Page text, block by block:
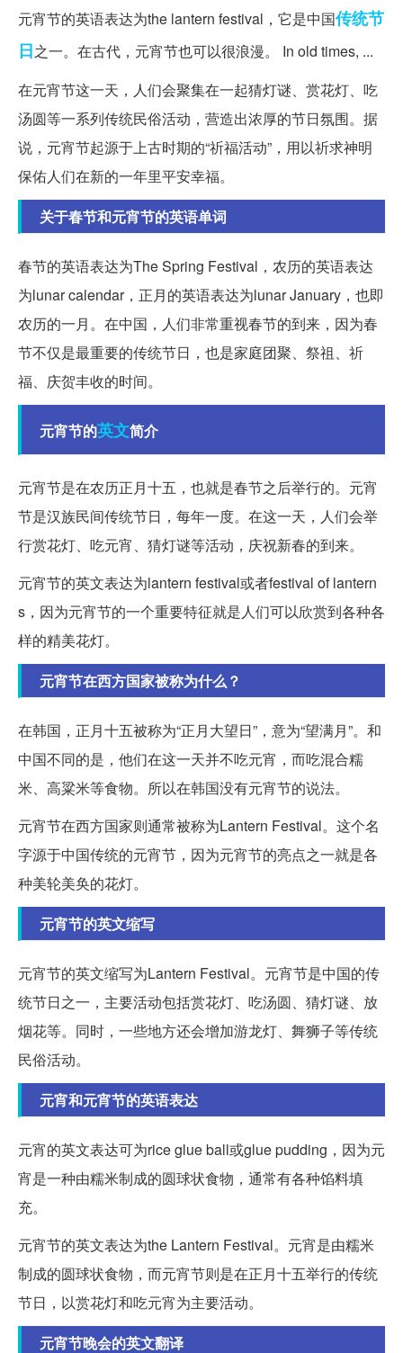
元宵节的英语表达为the lantern festival，它是中国传统节
日之一。在古代，元宵节也可以很浪漫。 In old times, ...
在元宵节这一天，人们会聚集在一起猜灯谜、赏花灯、吃
汤圆等一系列传统民俗活动，营造出浓厚的节日氛围。据
说，元宵节起源于上古时期的“祈福活动”，用以祈求神明
保佑人们在新的一年里平安幸福。
关于春节和元宵节的英语单词
春节的英语表达为The Spring Festival，农历的英语表达
为lunar calendar，正月的英语表达为lunar January，也即
农历的一月。在中国，人们非常重视春节的到来，因为春
节不仅是最重要的传统节日，也是家庭团聚、祭祖、祈
福、庆贺丰收的时间。
元宵节的英文简介
元宵节是在农历正月十五，也就是春节之后举行的。元宵
节是汉族民间传统节日，每年一度。在这一天，人们会举
行赏花灯、吃元宵、猜灯谜等活动，庆祝新春的到来。
元宵节的英文表达为lantern festival或者festival of lantern
s，因为元宵节的一个重要特征就是人们可以欣赏到各种各
样的精美花灯。
元宵节在西方国家被称为什么？
在韩国，正月十五被称为“正月大望日”，意为“望满月”。和
中国不同的是，他们在这一天并不吃元宵，而吃混合糯
米、高粱米等食物。所以在韩国没有元宵节的说法。
元宵节在西方国家则通常被称为Lantern Festival。这个名
字源于中国传统的元宵节，因为元宵节的亮点之一就是各
种美轮美奂的花灯。
元宵节的英文缩写
元宵节的英文缩写为Lantern Festival。元宵节是中国的传
统节日之一，主要活动包括赏花灯、吃汤圆、猜灯谜、放
烟花等。同时，一些地方还会增加游龙灯、舞狮子等传统
民俗活动。
元宵和元宵节的英语表达
元宵的英文表达可为rice glue ball或glue pudding，因为元
宵是一种由糯米制成的圆球状食物，通常有各种馅料填
充。
元宵节的英文表达为the Lantern Festival。元宵是由糯米
制成的圆球状食物，而元宵节则是在正月十五举行的传统
节日，以赏花灯和吃元宵为主要活动。
元宵节晚会的英文翻译